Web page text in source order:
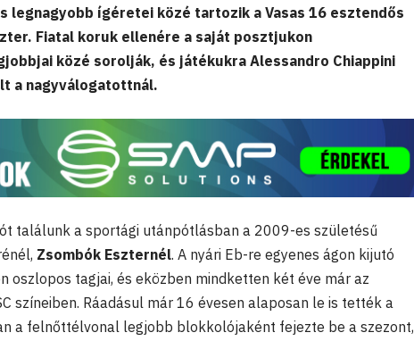
legnagyobb ígéretei közé tartozik a Vasas 16 esztendős
Fiatal koruk ellenére a saját posztjukon
közé sorolják, és játékukra Alessandro Chiappini
a nagyválogatottnál.
találunk a sportági utánpótlásban a 2009-es születésű
Zsombók Eszternél. A nyári Eb-re egyenes ágon kijutó
oszlopos tagjai, és eközben mindketten két éve már az
színeiben. Ráadásul már 16 évesen alaposan le is tették a
a felnőttélvonal legjobb blokkolójaként fejezte be a szezont,